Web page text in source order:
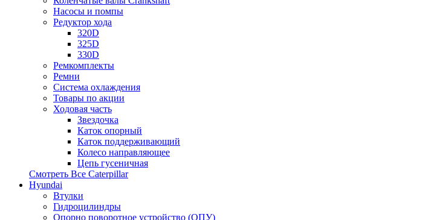
Насосы и помпы
Редуктор хода
320D
325D
330D
Ремкомплекты
Ремни
Система охлаждения
Товары по акции
Ходовая часть
Звездочка
Каток опорный
Каток поддерживающий
Колесо направляющее
Цепь гусеничная
Смотреть Все Caterpillar
Hyundai
Втулки
Гидроцилиндры
Опорно поворотное устройство (ОПУ)